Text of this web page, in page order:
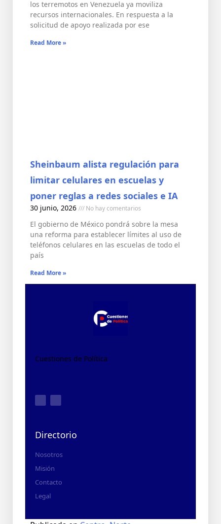
los terremotos en Venezuela ya moviliza
recursos internacionales. En respuesta a la
solicitud de apoyo realizada por ese
Read More »
Sheinbaum alista regulación para
limitar celulares en escuelas y
poner reglas a redes sociales e IA
30 junio, 2026 No hay comentarios
El gobierno de México pondrá sobre la mesa
una reforma para establecer límites al uso de
teléfonos celulares en las escuelas de todo el
país
Read More »
Cuestiones de Política
Directorio
Nosotros
Misión
Contacto
Legal